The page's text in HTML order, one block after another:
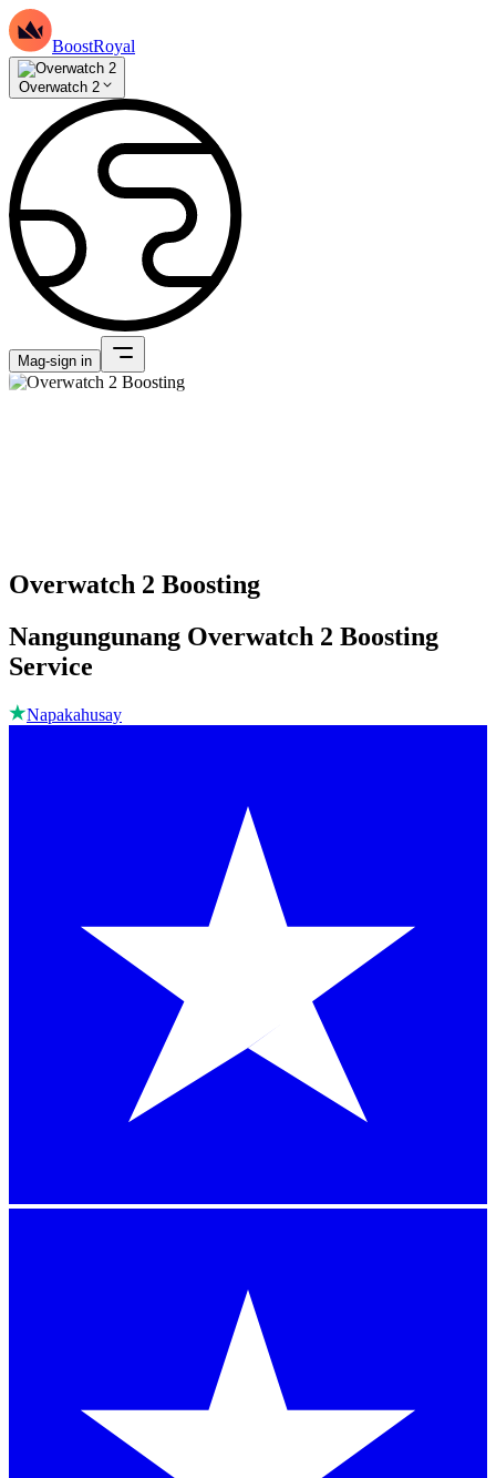
BoostRoyal
Overwatch 2
Mag-sign in
Overwatch 2 Boosting
Nangungunang Overwatch 2 Boosting
Service
Napakahusay